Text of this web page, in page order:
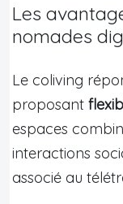
Les
nomades
Le coliving
proposant
espaces
interactions
associé au